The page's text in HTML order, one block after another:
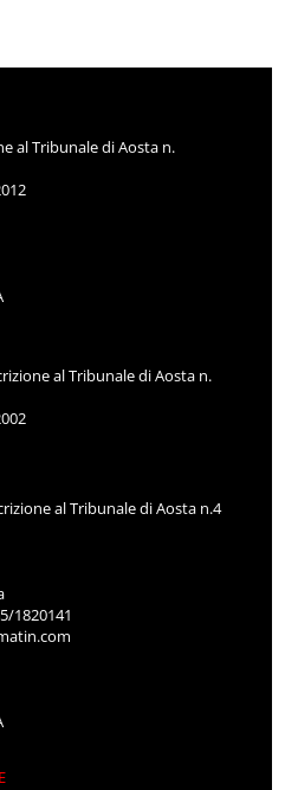
al Tribunale di Aosta n.
al Tribunale di Aosta n.
al Tribunale di Aosta n.4
1820141